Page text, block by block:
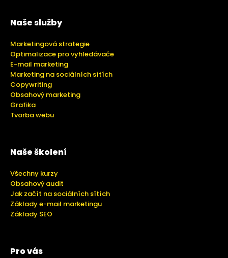
Naše služby
Marketingová strategie
Optimalizace pro vyhledávače
E-mail marketing
Marketing na sociálních sítích
Copywriting
Obsahový marketing
Grafika
Tvorba webu
Naše školení
Všechny kurzy
Obsahový audit
Jak začít na sociálních sítích
Základy e-mail marketingu
Základy SEO
Pro vás